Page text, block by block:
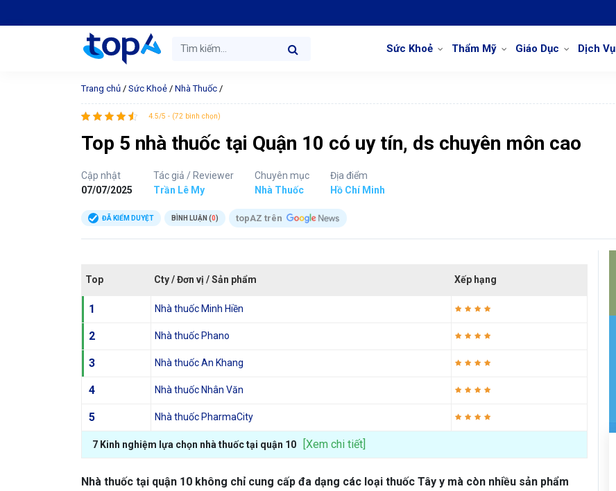
Sức Khoẻ Thẩm Mỹ Giáo Dục Dịch Vụ
Trang chủ / Sức Khoẻ / Nhà Thuốc /
4.5/5 - (72 bình chọn)
Top 5 nhà thuốc tại Quận 10 có uy tín, ds chuyên môn cao
Cập nhật
07/07/2025
Tác giả / Reviewer
Trần Lê My
Chuyên mục
Nhà Thuốc
Địa điểm
Hồ Chí Minh
ĐÃ KIỂM DUYỆT BÌNH LUẬN (0) topAZ trên
Top Cty / Đơn vị / Sản phẩm Xếp hạng
1 Nhà thuốc Minh Hiền
2 Nhà thuốc Phano
3 Nhà thuốc An Khang
4 Nhà thuốc Nhân Văn
5 Nhà thuốc PharmaCity
7 Kinh nghiệm lựa chọn nhà thuốc tại quận 10 [Xem chi tiết]
Nhà thuốc tại quận 10 không chỉ cung cấp đa dạng các loại thuốc Tây y mà còn nhiều sản phẩm